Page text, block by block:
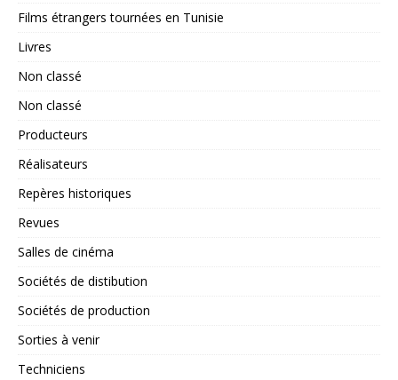
Films étrangers tournées en Tunisie
Livres
Non classé
Non classé
Producteurs
Réalisateurs
Repères historiques
Revues
Salles de cinéma
Sociétés de distibution
Sociétés de production
Sorties à venir
Techniciens